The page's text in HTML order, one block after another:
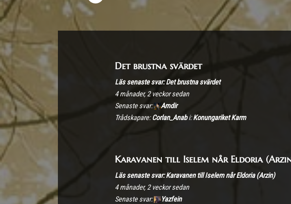
Det brustna svärdet
Läs senaste svar: Det brustna svärdet
4 månader, 2 veckor sedan
Senaste svar:
Amdir
Trådskapare:Corlan_Anab i:Konungariket Karm
Karavanen till Iselem når Eldoria
Läs senaste svar: Karavanen till Iselem når Eldoria (Arzin)
4 månader, 2 veckor sedan
Senaste svar:
Yazfein